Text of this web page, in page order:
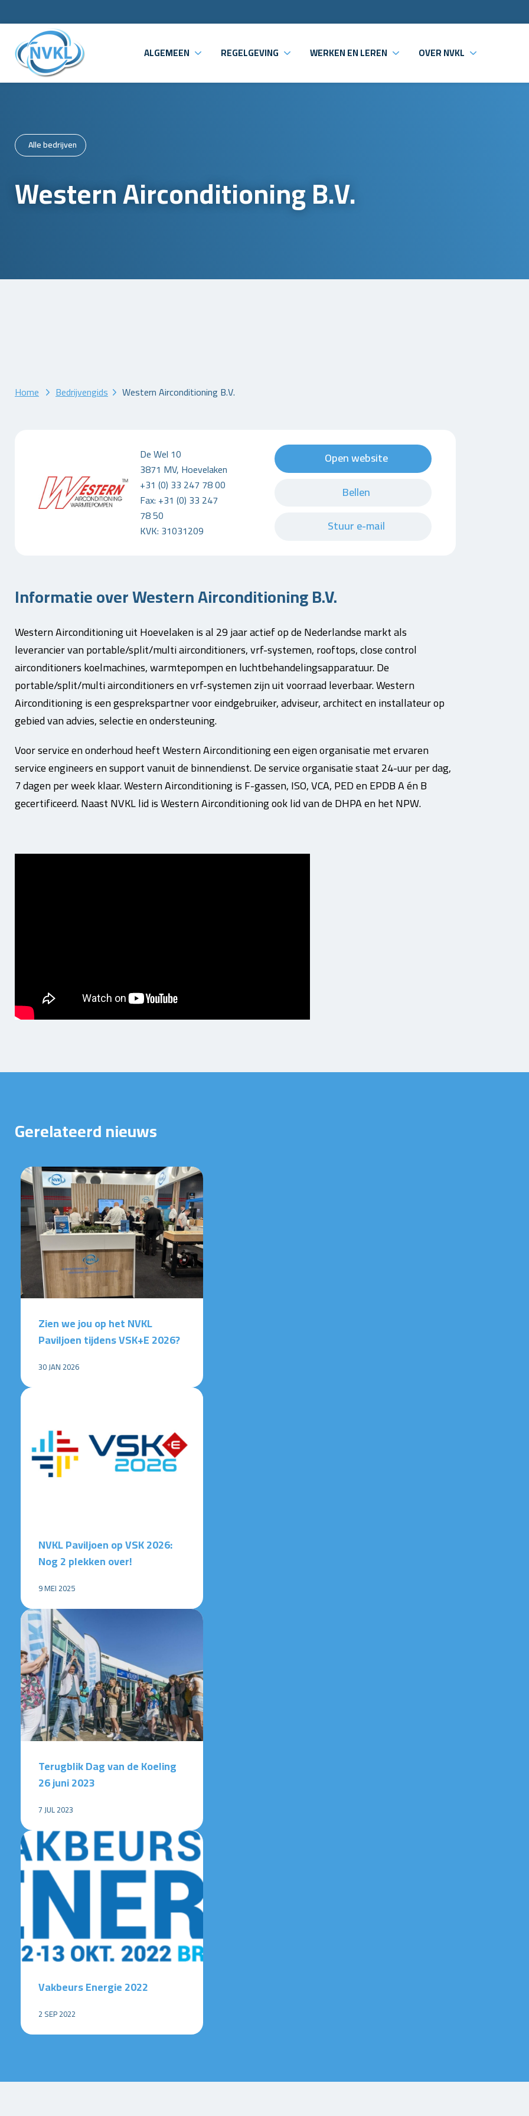
ALGEMEEN REGELGEVING WERKEN EN LEREN OVER NVKL
Alle bedrijven
Western Airconditioning B.V.
Home Bedrijvengids Western Airconditioning B.V.
De Wel 10
3871 MV, Hoevelaken
+31 (0) 33 247 78 00
Fax: +31 (0) 33 247
78 50
KVK: 31031209
Open website
Bellen
Stuur e-mail
Informatie over Western Airconditioning B.V.
Western Airconditioning uit Hoevelaken is al 29 jaar actief op de Nederlandse markt als
leverancier van portable/split/multi airconditioners, vrf-systemen, rooftops, close control
airconditioners koelmachines, warmtepompen en luchtbehandelingsapparatuur. De
portable/split/multi airconditioners en vrf-systemen zijn uit voorraad leverbaar. Western
Airconditioning is een gesprekspartner voor eindgebruiker, adviseur, architect en installateur op
gebied van advies, selectie en ondersteuning.
Voor service en onderhoud heeft Western Airconditioning een eigen organisatie met ervaren
service engineers en support vanuit de binnendienst. De service organisatie staat 24-uur per dag,
7 dagen per week klaar. Western Airconditioning is F-gassen, ISO, VCA, PED en EPDB A én B
gecertificeerd. Naast NVKL lid is Western Airconditioning ook lid van de DHPA en het NPW.
Gerelateerd nieuws
Zien we jou op het NVKL
Paviljoen tijdens VSK+E 2026?
30 JAN 2026
NVKL Paviljoen op VSK 2026:
Nog 2 plekken over!
9 MEI 2025
Terugblik Dag van de Koeling
26 juni 2023
7 JUL 2023
Vakbeurs Energie 2022
2 SEP 2022